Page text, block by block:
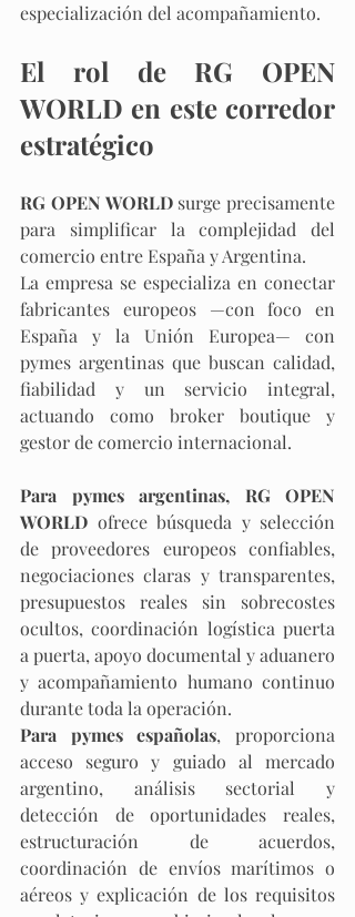
especialización del acompañamiento.
El rol de RG OPEN
WORLD en este corredor
estratégico
RG OPEN WORLD surge precisamente
para simplificar la complejidad del
comercio entre España y Argentina.
La empresa se especializa en conectar
fabricantes europeos —con foco en
España y la Unión Europea— con
pymes argentinas que buscan calidad,
fiabilidad y un servicio integral,
actuando como broker boutique y
gestor de comercio internacional.​
Para pymes argentinas, RG OPEN
WORLD ofrece búsqueda y selección
de proveedores europeos confiables,
negociaciones claras y transparentes,
presupuestos reales sin sobrecostes
ocultos, coordinación logística puerta
a puerta, apoyo documental y aduanero
y acompañamiento humano continuo
durante toda la operación.
Para pymes españolas, proporciona
acceso seguro y guiado al mercado
argentino, análisis sectorial y
detección de oportunidades reales,
estructuración de acuerdos,
coordinación de envíos marítimos o
aéreos y explicación de los requisitos